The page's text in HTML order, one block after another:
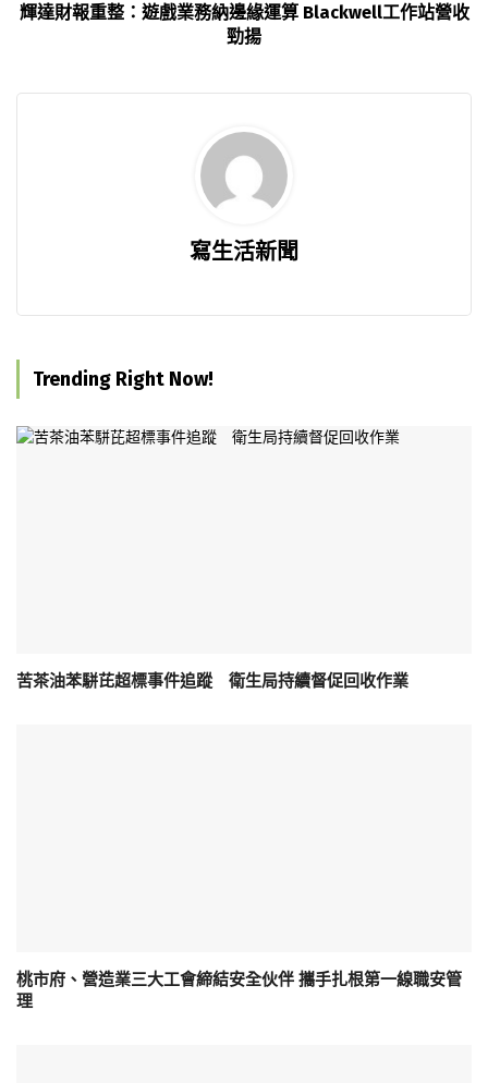
輝達財報重整：遊戲業務納邊緣運算 Blackwell工作站營收
勁揚
寫生活新聞
Trending Right Now!
苦茶油苯駢芘超標事件追蹤 衛生局持續督促回收作業
桃市府、營造業三大工會締結安全伙伴 攜手扎根第一線職安管
理